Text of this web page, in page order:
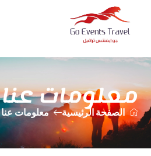
معلومات عنا
الصفحة الرئيسية معلومات عنا